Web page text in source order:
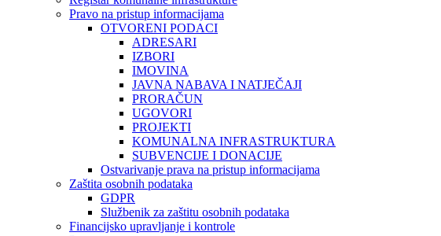
Pravo na pristup informacijama
OTVORENI PODACI
ADRESARI
IZBORI
IMOVINA
JAVNA NABAVA I NATJEČAJI
PRORAČUN
UGOVORI
PROJEKTI
KOMUNALNA INFRASTRUKTURA
SUBVENCIJE I DONACIJE
Ostvarivanje prava na pristup informacijama
Zaštita osobnih podataka
GDPR
Službenik za zaštitu osobnih podataka
Financijsko upravljanje i kontrole